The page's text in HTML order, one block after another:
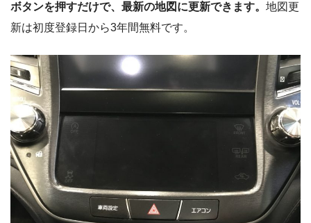
ボタンを押すだけで、最新の地図に更新できます。 地図更
新は初度登録日から3年間無料です。